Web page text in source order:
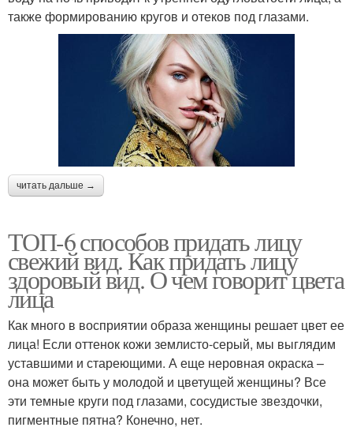
также формированию кругов и отеков под глазами.
читать дальше →
ТОП-6 способов придать лицу
свежий вид. Как придать лицу
здоровый вид. О чем говорит цвета
лица
Как много в восприятии образа женщины решает цвет ее
лица! Если оттенок кожи землисто-серый, мы выглядим
уставшими и стареющими. А еще неровная окраска –
она может быть у молодой и цветущей женщины? Все
эти темные круги под глазами, сосудистые звездочки,
пигментные пятна? Конечно, нет.